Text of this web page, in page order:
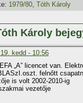
1979/80, Tóth Károly
Károly
kedd - 10:56
„A” licencet van.
felnőtt
is volt 2002-2010-ig
vezetője